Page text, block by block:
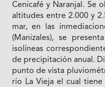
Cenicafé y Naranjal. Se
altitudes entre 2.000 y
mar, en las
(Manizales), se
isolíneas
de precipitación anual.
punto de vista
río La Vieja el cual